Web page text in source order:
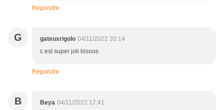
Répondre
G gateuxrigolo 04/11/2022 20:14
c est super joli bisous
Répondre
B Beya 04/11/2022 17:41